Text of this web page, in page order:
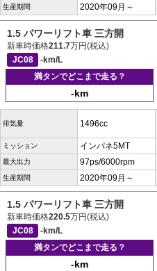
生産期間 2020年09月～
1.5 パワーリフト車 三方開
新車時価格211.7万円(税込)
JC08
-km/L
満タンでどこまで走る？
-km
排気量 1496cc
ミッション インパネ5MT
最大出力 97ps/6000rpm
生産期間 2020年09月～
1.5 パワーリフト車 三方開
新車時価格220.5万円(税込)
JC08
-km/L
満タンでどこまで走る？
-km